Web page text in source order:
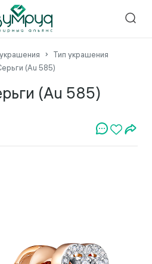
Тип украшения
(Au 585)
(Au 585)